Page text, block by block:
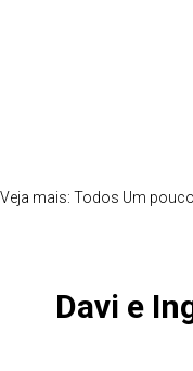
Veja mais: Todos Um
Davi e